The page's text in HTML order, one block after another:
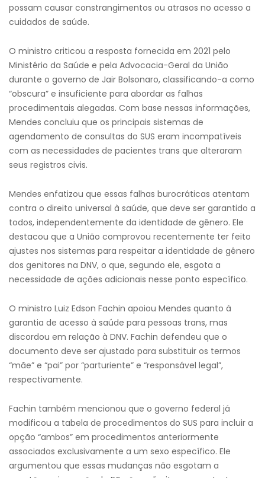
possam causar constrangimentos ou atrasos no acesso a
cuidados de saúde.
O ministro criticou a resposta fornecida em 2021 pelo
Ministério da Saúde e pela Advocacia-Geral da União
durante o governo de Jair Bolsonaro, classificando-a como
“obscura” e insuficiente para abordar as falhas
procedimentais alegadas. Com base nessas informações,
Mendes concluiu que os principais sistemas de
agendamento de consultas do SUS eram incompatíveis
com as necessidades de pacientes trans que alteraram
seus registros civis.
Mendes enfatizou que essas falhas burocráticas atentam
contra o direito universal à saúde, que deve ser garantido a
todos, independentemente da identidade de gênero. Ele
destacou que a União comprovou recentemente ter feito
ajustes nos sistemas para respeitar a identidade de gênero
dos genitores na DNV, o que, segundo ele, esgota a
necessidade de ações adicionais nesse ponto específico.
O ministro Luiz Edson Fachin apoiou Mendes quanto à
garantia de acesso à saúde para pessoas trans, mas
discordou em relação à DNV. Fachin defendeu que o
documento deve ser ajustado para substituir os termos
“mãe” e “pai” por “parturiente” e “responsável legal”,
respectivamente.
Fachin também mencionou que o governo federal já
modificou a tabela de procedimentos do SUS para incluir a
opção “ambos” em procedimentos anteriormente
associados exclusivamente a um sexo específico. Ele
argumentou que essas mudanças não esgotam a